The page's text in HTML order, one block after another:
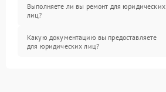
Выполняете ли вы ремонт для юридических
лиц?
Какую документацию вы предоставляете
для юридических лиц?